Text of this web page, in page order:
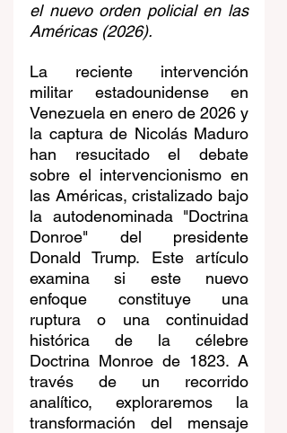
el nuevo orden policial en las
Américas (2026).
La reciente intervención
militar estadounidense en
Venezuela en enero de 2026 y
la captura de Nicolás Maduro
han resucitado el debate
sobre el intervencionismo en
las Américas, cristalizado bajo
la autodenominada "Doctrina
Donroe" del presidente
Donald Trump. Este artículo
examina si este nuevo
enfoque constituye una
ruptura o una continuidad
histórica de la célebre
Doctrina Monroe de 1823. A
través de un recorrido
analítico, exploraremos la
transformación del mensaje